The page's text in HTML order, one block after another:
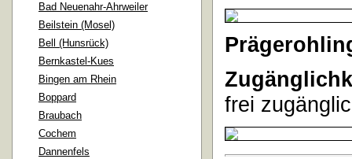
Bad Neuenahr-Ahrweiler
Beilstein (Mosel)
Bell (Hunsrück)
Bernkastel-Kues
Bingen am Rhein
Boppard
Braubach
Cochem
Dannenfels
frei